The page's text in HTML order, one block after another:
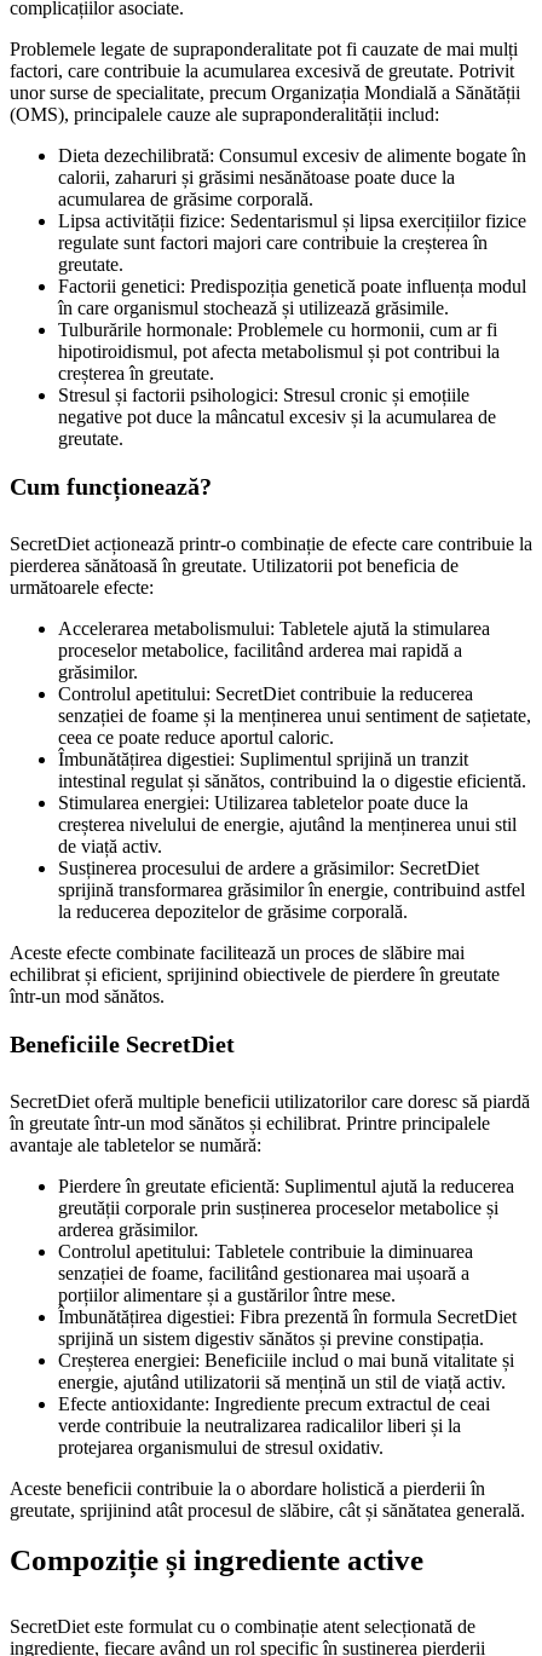
complicațiilor asociate.
Problemele legate de supraponderalitate pot fi cauzate de mai mulți
factori, care contribuie la acumularea excesivă de greutate. Potrivit
unor surse de specialitate, precum Organizația Mondială a Sănătății
(OMS), principalele cauze ale supraponderalității includ:
Dieta dezechilibrată: Consumul excesiv de alimente bogate în
calorii, zaharuri și grăsimi nesănătoase poate duce la
acumularea de grăsime corporală.
Lipsa activității fizice: Sedentarismul și lipsa exercițiilor fizice
regulate sunt factori majori care contribuie la creșterea în
greutate.
Factorii genetici: Predispoziția genetică poate influența modul
în care organismul stochează și utilizează grăsimile.
Tulburările hormonale: Problemele cu hormonii, cum ar fi
hipotiroidismul, pot afecta metabolismul și pot contribui la
creșterea în greutate.
Stresul și factorii psihologici: Stresul cronic și emoțiile
negative pot duce la mâncatul excesiv și la acumularea de
greutate.
Cum funcționează?
SecretDiet acționează printr-o combinație de efecte care contribuie la
pierderea sănătoasă în greutate. Utilizatorii pot beneficia de
următoarele efecte:
Accelerarea metabolismului: Tabletele ajută la stimularea
proceselor metabolice, facilitând arderea mai rapidă a
grăsimilor.
Controlul apetitului: SecretDiet contribuie la reducerea
senzației de foame și la menținerea unui sentiment de sațietate,
ceea ce poate reduce aportul caloric.
Îmbunătățirea digestiei: Suplimentul sprijină un tranzit
intestinal regulat și sănătos, contribuind la o digestie eficientă.
Stimularea energiei: Utilizarea tabletelor poate duce la
creșterea nivelului de energie, ajutând la menținerea unui stil
de viață activ.
Susținerea procesului de ardere a grăsimilor: SecretDiet
sprijină transformarea grăsimilor în energie, contribuind astfel
la reducerea depozitelor de grăsime corporală.
Aceste efecte combinate facilitează un proces de slăbire mai
echilibrat și eficient, sprijinind obiectivele de pierdere în greutate
într-un mod sănătos.
Beneficiile SecretDiet
SecretDiet oferă multiple beneficii utilizatorilor care doresc să piardă
în greutate într-un mod sănătos și echilibrat. Printre principalele
avantaje ale tabletelor se numără:
Pierdere în greutate eficientă: Suplimentul ajută la reducerea
greutății corporale prin susținerea proceselor metabolice și
arderea grăsimilor.
Controlul apetitului: Tabletele contribuie la diminuarea
senzației de foame, facilitând gestionarea mai ușoară a
porțiilor alimentare și a gustărilor între mese.
Îmbunătățirea digestiei: Fibra prezentă în formula SecretDiet
sprijină un sistem digestiv sănătos și previne constipația.
Creșterea energiei: Beneficiile includ o mai bună vitalitate și
energie, ajutând utilizatorii să mențină un stil de viață activ.
Efecte antioxidante: Ingrediente precum extractul de ceai
verde contribuie la neutralizarea radicalilor liberi și la
protejarea organismului de stresul oxidativ.
Aceste beneficii contribuie la o abordare holistică a pierderii în
greutate, sprijinind atât procesul de slăbire, cât și sănătatea generală.
Compoziție și ingrediente active
SecretDiet este formulat cu o combinație atent selecționată de
ingrediente, fiecare având un rol specific în susținerea pierderii